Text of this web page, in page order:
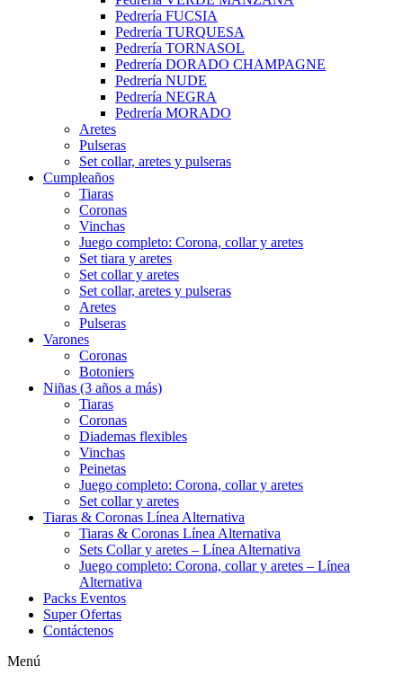
Pedrería FUCSIA
Pedrería TURQUESA
Pedrería TORNASOL
Pedrería DORADO CHAMPAGNE
Pedrería NUDE
Pedrería NEGRA
Pedrería MORADO
Aretes
Pulseras
Set collar, aretes y pulseras
Cumpleaños
Tiaras
Coronas
Vinchas
Juego completo: Corona, collar y aretes
Set tiara y aretes
Set collar y aretes
Set collar, aretes y pulseras
Aretes
Pulseras
Varones
Coronas
Botoniers
Niñas (3 años a más)
Tiaras
Coronas
Diademas flexibles
Vinchas
Peinetas
Juego completo: Corona, collar y aretes
Set collar y aretes
Tiaras & Coronas Línea Alternativa
Tiaras & Coronas Línea Alternativa
Sets Collar y aretes – Línea Alternativa
Juego completo: Corona, collar y aretes – Línea
Alternativa
Packs Eventos
Super Ofertas
Contáctenos
Menú